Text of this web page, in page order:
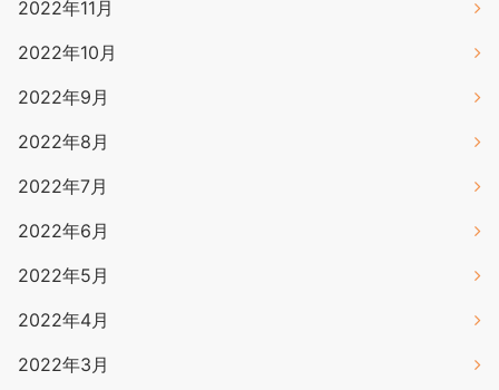
2022年11月
2022年10月
2022年9月
2022年8月
2022年7月
2022年6月
2022年5月
2022年4月
2022年3月